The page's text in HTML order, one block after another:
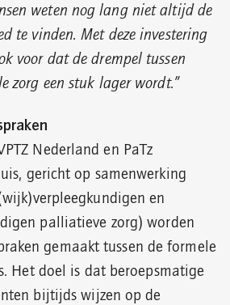
weten nog lang niet altijd de
te vinden. Met deze investering
voor dat de drempel tussen
zorg een stuk lager wordt.”
Nederland en PaTz
gericht op samenwerking
en
palliatieve zorg) worden
gemaakt tussen de formele
Het doel is dat beroepsmatige
bijtijds wijzen op de